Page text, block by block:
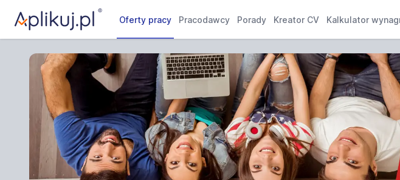
Oferty pracy Pracodawcy Porady Kreator CV Kalkulator